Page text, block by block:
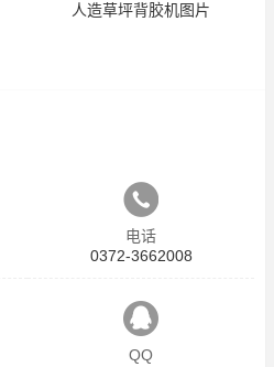
人造草坪背胶机图片
电话
0372-3662008
QQ